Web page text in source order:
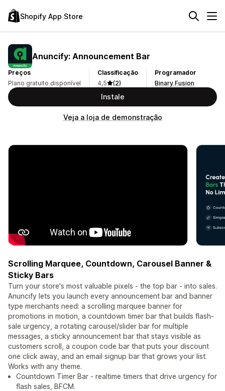
Shopify App Store
Anuncify: Announcement Bar
Preços
Plano gratuito disponível
Classificação
4,5
(2)
Programador
Binary Fusion
Instale
Veja a loja de demonstração
Scrolling Marquee, Countdown, Carousel Banner &
Sticky Bars
Turn your store's most valuable pixels - the top bar - into sales.
Anuncify lets you launch every announcement bar and banner
type merchants need: a scrolling marquee banner for
promotions in motion, a countdown timer bar that builds flash-
sale urgency, a rotating carousel/slider bar for multiple
messages, a sticky announcement bar that stays visible as
customers scroll, a coupon code bar that puts your discount
one click away, and an email signup bar that grows your list.
Works with any theme.
Countdown Timer Bar - realtime timers that drive urgency for
flash sales, BFCM.